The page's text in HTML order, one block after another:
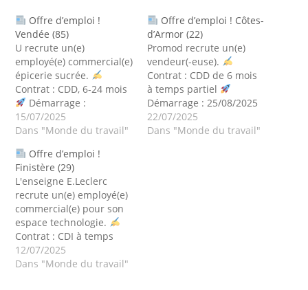
Offre d’emploi !
Vendée (85)
U recrute un(e)
employé(e) commercial(e)
épicerie sucrée.
Contrat : CDD, 6-24 mois
Démarrage :
25/08/2025
Châtaigneraie (85) Pour
Abonnez-vous à la
newsletter pour recevoir
toutes les actualités.
Pour s’abonner à la
newsletter : Saisissez
votre adresse mail sur…
15/07/2025
Dans "Monde du travail"
Offre d’emploi ! Côtes-
d’Armor (22)
Promod recrute un(e)
vendeur(-euse).
Contrat : CDD de 6 mois
à temps partiel
Démarrage : 25/08/2025
Lieu : Langueux (22)
Pour plus d'infos, cliquez
22/07/2025
Dans "Monde du travail"
Offre d’emploi !
Finistère (29)
L'enseigne E.Leclerc
recrute un(e) employé(e)
commercial(e) pour son
espace technologie.
Contrat : CDI à temps
complet
Démarrage :
25/08/2025Lieu : Guilers
12/07/2025
Dans "Monde du travail"